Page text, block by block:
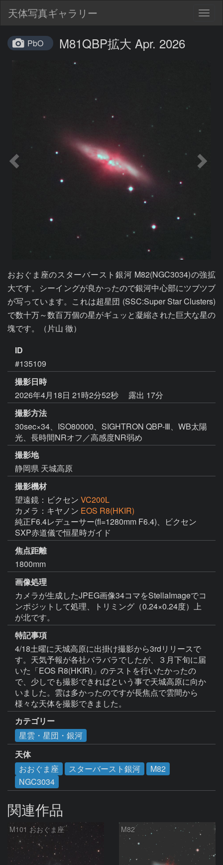
天体写真ギャラリー
PbO M81QBP拡大 Apr. 2026
おおぐま座のスターバースト銀河 M82(NGC3034)の強拡
大です。シーイングが良かったので銀河中心部にツブツブ
が写っています。これは超星団 (SSC:Super Star Clusters)
で数十万～数百万個の星がギュッと凝縮された巨大な星の
塊です。（片山 徹）
ID
#135109
撮影日時
2026年4月18日 21時2分52秒
露出 17分
撮影方法
30sec×34、ISO80000、SIGHTRON QBP-Ⅲ、WB太陽
光、長時間NRオフ／高感度NR弱め
撮影地
静岡県 天城高原
撮影機材
望遠鏡：ビクセン VC200L
カメラ：キヤノン EOS R8(HKIR)
純正F6.4レデューサー(fl=1280mm F6.4)、ビクセン
SXP赤道儀で恒星時ガイド
焦点距離
1800mm
画像処理
カメラが生成したJPEG画像34コマをStellaImageでコ
ンポジットして処理、トリミング（0.24×0.24度）上
が北です。
特記事項
4/18土曜に天城高原に出掛け撮影から3rdリリースで
す。天気予報が各社バラバラでしたが、３月下旬に届
いた「EOS R8(HKIR)」のテストを行いたかったの
で、少しでも撮影できればという事で天城高原に向か
いました。雲は多かったのですが長焦点で雲間から
様々な天体を撮影できました。
カテゴリー
星雲・星団・銀河
天体
おおぐま座
スターバースト銀河
M82
NGC3034
関連作品
M101 おおぐま座 M82